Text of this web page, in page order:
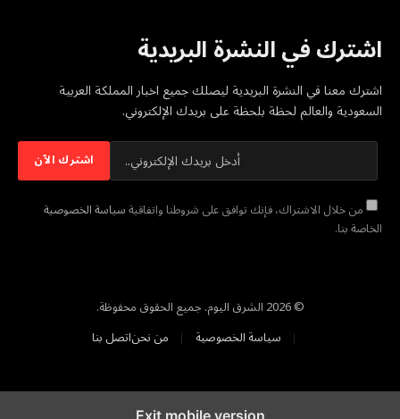
اشترك في النشرة البريدية
اشترك معنا في النشرة البريدية ليصلك جميع اخبار المملكة العربية
السعودية والعالم لحظة بلحظة على بريدك الإلكتروني.
من خلال الاشتراك، فإنك توافق على شروطنا واتفاقيةسياسة الخصوصية
الخاصة بنا.
© 2026 الشرق اليوم. جميع الحقوق محفوظة.
سياسة الخصوصية
من نحناتصل بنا